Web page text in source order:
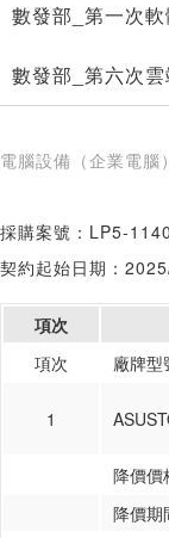
數發部_第一次軟
數發部_第六次
電腦設備（企業電
採購案號：LP5-
契約起始日期：
項次
項次
廠牌型
1
降價價
降價期